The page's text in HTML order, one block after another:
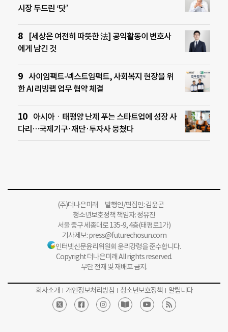
시장 두드린 ‘닷’
[세상은 여전히 따뜻한 法] 공익활동이 변호사
에게 남긴 것
사이임팩트-넥스트임팩트, 사회복지 현장을 위
한 AI 리빙랩 업무 협약 체결
아시아ㆍ태평양 난제 푸는 스타트업에 성장 사
다리…국제기구·재단·투자사 뭉쳤다
(주)더나은미래 발행인/편집인: 김윤곤
청소년보호정책 책임자: 정유진
서울 중구 세종대로 135-9, 4층(태평로1가)
기사제보:press@futurechosun.com
인터넷신문윤리위원회 윤리강령을 준수합니다.
Copyright 더나은미래 All rights reserved.
무단 전재 및 재배포 금지.
회사소개 개인정보처리방침 청소년보호정책 알립니다